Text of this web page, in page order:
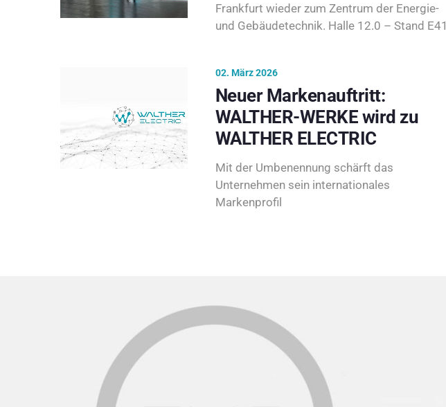
Frankfurt wieder zum Zentrum der Energie-
und Gebäudetechnik. Halle 12.0 – Stand E41
02. März 2026
Neuer Markenauftritt:
WALTHER-WERKE wird zu
WALTHER ELECTRIC
Mit der Umbenennung schärft das
Unternehmen sein internationales
Markenprofil